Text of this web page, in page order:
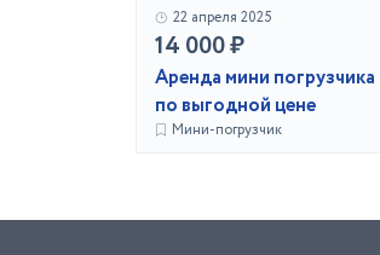
22 апреля 2025
14 000 ₽
Аренда мини погрузчика
по выгодной цене
Мини-погрузчик